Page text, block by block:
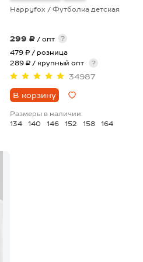
Happyfox / Футболка детская
299 ₽ / опт
?
479 ₽ / розница
289 ₽ / крупный опт
?
34987
В корзину
Размеры в наличии:
134
140 146 152 158 164